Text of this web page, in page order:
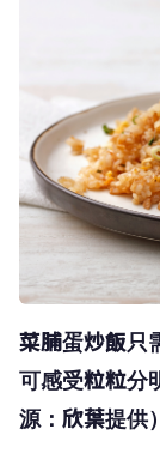
菜脯蛋炒飯只
可感受粒粒分
源：欣葉提供）